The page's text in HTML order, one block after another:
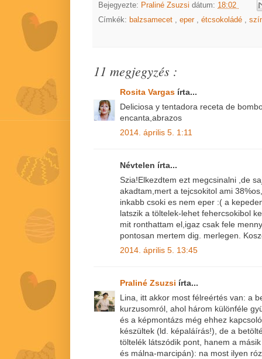
Bejegyezte: Praliné Zsuzsi dátum: 18:02
Címkék: balzsamecet , eper , étcsokoládé ,
11 megjegyzés :
Rosita Vargas írta...
Deliciosa y tentadora receta de
encanta,abrazos
2014. április 5. 1:11
Névtelen írta...
Szia!Elkezdtem ezt megcsinalni ,de
akadtam,mert a tejcsokitol ami
inkabb csoki es nem eper :( a
latszik a töltelek-lehet fehercsokibol
mit ronthattam el,igaz csak fele
pontosan mertem dig. merlegen.
2014. április 5. 13:45
Praliné Zsuzsi írta...
Lina, itt akkor most félreértés van: a
kurzusomról, ahol három különféle
és a képmontázs még ehhez
készültek (ld. képaláírás!), de a
töltelék látszódik pont, hanem a
és málna-marcipán): na most ilyen